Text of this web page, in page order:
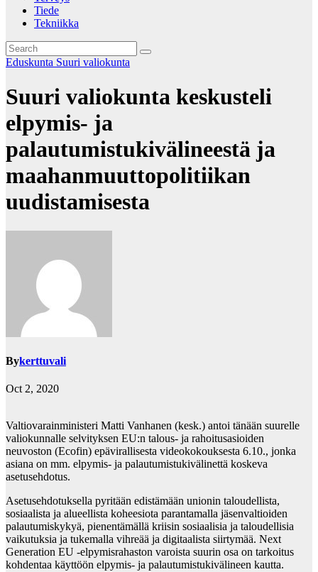
Tiede
Tekniikka
Eduskunta Suuri valiokunta
Suuri valiokunta keskusteli
elpymis- ja
palautumistukivälineestä ja
maahanmuuttopolitiikan
uudistamisesta
Bykerttuvali
Oct 2, 2020
Valtiovarainministeri Matti Vanhanen (kesk.) antoi tänään suurelle
valiokunnalle selvityksen EU:n talous- ja rahoitusasioiden
neuvoston (Ecofin) epävirallisesta videokokouksesta 6.10., jonka
asiana on mm. elpymis- ja palautumistukivälinettä koskeva
asetusehdotus.
Asetusehdotuksella pyritään edistämään unionin taloudellista,
sosiaalista ja alueellista koheesiota parantamalla jäsenvaltioiden
palautumiskykyä, pienentämällä kriisin sosiaalisia ja taloudellisia
vaikutuksia ja tukemalla vihreää ja digitaalista siirtymää. Next
Generation EU -elpymisrahaston varoista suurin osa on tarkoitus
kohdentaa käyttöön elpymis- ja palautumistukivälineen kautta.